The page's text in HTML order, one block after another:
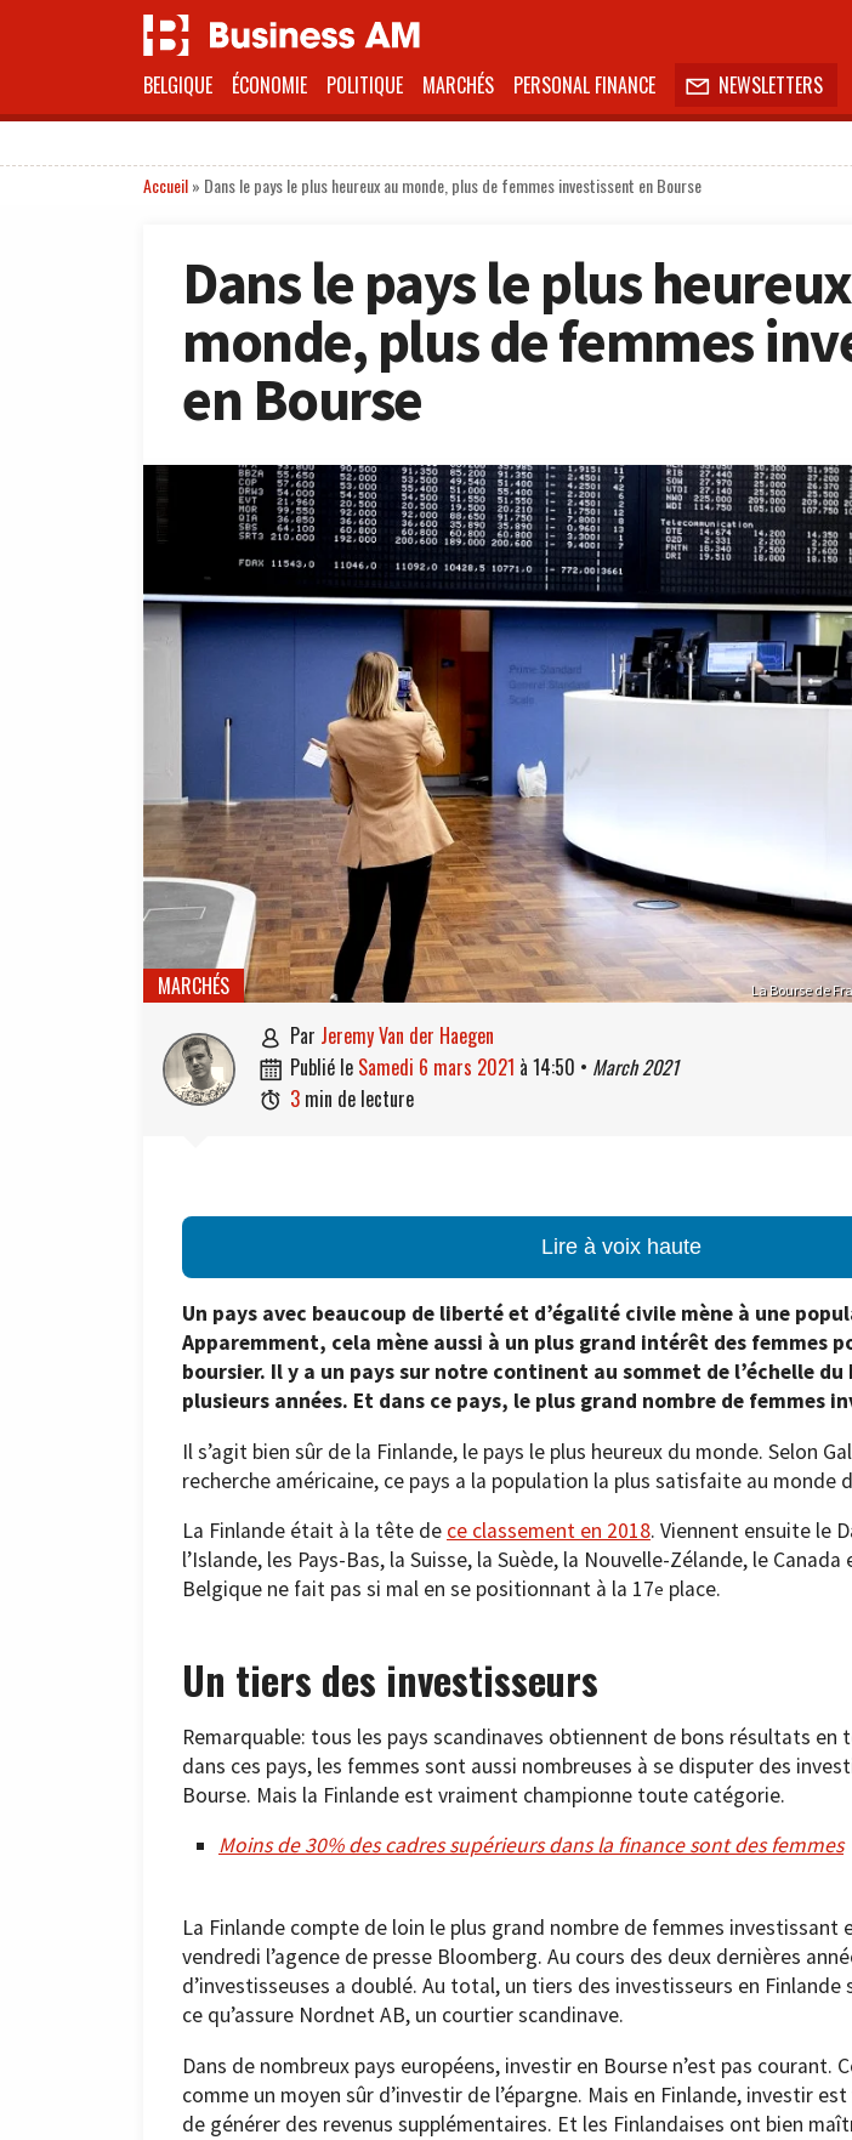
BELGIQUE ÉCONOMIE POLITIQUE MARCHÉS PERSONAL FINANCE  NEWSLETTERS
Accueil» Dans le pays le plus heureux au monde, plus de femmes investissent en Bourse
Dans le pays le plus
monde, plus de femmes
en Bourse
La Bourse de
MARCHÉS
 par Jeremy Van der Haegen
 publié le samedi 6 mars 2021 à 14:50 • March 2021
 3 min de lecture
Lire à voix haute
Un pays avec beaucoup de liberté et d’égalité civile mène à une
Apparemment, cela mène aussi à un plus grand intérêt des femmes
boursier. Il y a un pays sur notre continent au sommet de l’échelle du
plusieurs années. Et dans ce pays, le plus grand nombre de femmes
Il s’agit bien sûr de la Finlande, le pays le plus heureux du monde. Selon
recherche américaine, ce pays a la population la plus satisfaite au monde
La Finlande était à la tête de ce classement en 2018. Viennent ensuite le
l’Islande, les Pays-Bas, la Suisse, la Suède, la Nouvelle-Zélande, le Canada
Belgique ne fait pas si mal en se positionnant à la 17e place.
Un tiers des investisseurs
Remarquable: tous les pays scandinaves obtiennent de bons résultats en
dans ces pays, les femmes sont aussi nombreuses à se disputer des
Bourse. Mais la Finlande est vraiment championne toute catégorie.
Moins de 30% des cadres supérieurs dans la finance sont des femmes
La Finlande compte de loin le plus grand nombre de femmes investissant
vendredi l’agence de presse Bloomberg. Au cours des deux dernières
d’investisseuses a doublé. Au total, un tiers des investisseurs en Finlande
ce qu’assure Nordnet AB, un courtier scandinave.
Dans de nombreux pays européens, investir en Bourse n’est pas courant.
comme un moyen sûr d’investir de l’épargne. Mais en Finlande, investir
de générer des revenus supplémentaires. Et les Finlandaises ont bien